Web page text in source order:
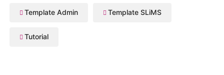
Template Admin Template SLiMS
Tutorial